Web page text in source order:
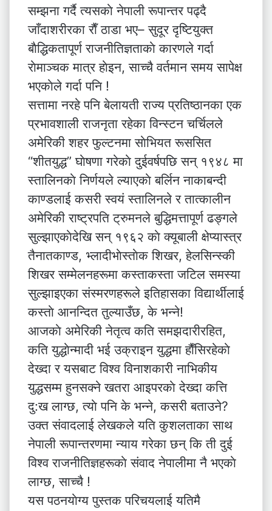
सम्झना गर्दै त्यसकाे नेपाली रूपान्तर पढ्दै
जाँदाशरीरका राैँ ठाडा भए– सुदूर दृष्टियुक्त
बाैद्धिकतापूर्ण राजनीतिज्ञताकाे कारणले गर्दा
राेमाञ्चक मात्र हाेइन, साच्चै वर्तमान समय सापेक्ष
भएकाेले गर्दा पनि !
सत्तामा नरहे पनि बेलायती राज्य प्रतिष्ठानका एक
प्रभावशाली राजनृता रहेका विन्स्टन चर्चिलले
अमेरिकी शहर फुल्टनमा साेभियत रूससित
“शीतयुद्ध” घाेषणा गरेकाे दुईवर्षपछि सन् १९४८ मा
स्तालिनकाे निर्णयले ल्याएकाे बर्लिन नाकाबन्दी
काण्डलाई कसरी स्वयं स्तालिनले र तात्कालीन
अमेरिकी राष्ट्रपति ट्रुमनले बुद्धिमत्तापूर्ण ढङ्गले
सुल्झाएकाेदेखि सन् १९६२ काे क्यूबाली क्षेप्यास्त्र
तैनातकाण्ड, भ्लादीभाेस्ताेक शिखर, हेलसिन्स्की
शिखर सम्मेलनहरूमा कस्ताकस्ता जटिल समस्या
सुल्झाइएका संस्मरणहरूले इतिहासका विद्यार्थीलाई
कस्ताे आनन्दित तुल्याउँछ, के भन्ने!
आजकाे अमेरिकी नेतृत्व कति समझदारीरहित,
कति युद्धाेन्मादी भई उक्राइन युद्धमा हाैँसिरहेकाे
देख्दा र यसबाट विश्व विनाशकारी नाभिकीय
युद्धसम्म हुनसक्ने खतरा आइपरकाे देख्दा कत्ति
दु:ख लाग्छ, त्याे पनि के भन्ने, कसरी बताउने?
उक्त संवादलाई लेखकले यति कुशलताका साथ
नेपाली रूपान्तरणमा न्याय गरेका छन् कि ती दुई
विश्व राजनीतिज्ञहरूकाे संवाद नेपालीमा नै भएकाे
लाग्छ, साच्चै !
यस पठनयाेग्य पुस्तक परिचयलाई यतिमै